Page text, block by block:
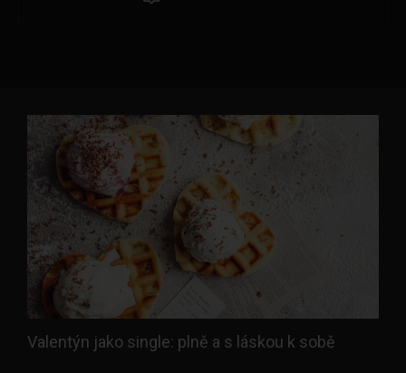
Valentýn jako single: plně a s láskou k sobě